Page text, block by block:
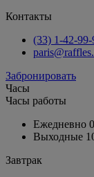
Контакты
(33) 1-42-
Забронировать
Часы
Часы работы
Ежедневно
Выходные
Завтрак